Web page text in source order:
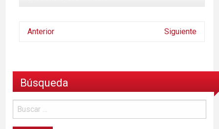
Anterior Siguiente
Búsqueda